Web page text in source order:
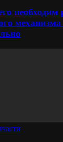
необходим